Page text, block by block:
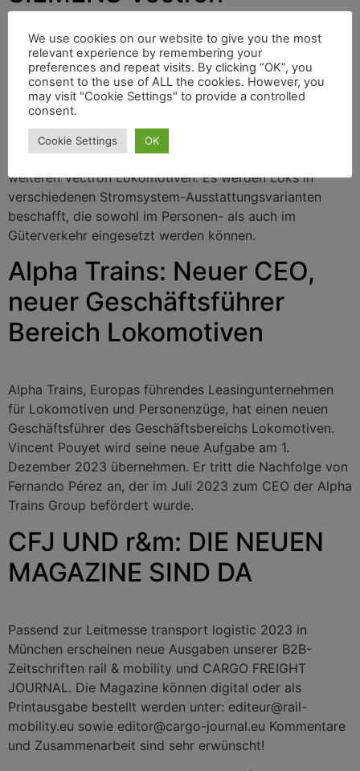
Lokomotiven in Dienst
Mit einem Paukenschlag geht die European Locomotive
Leasing Group (ELL) in den letzten Monat des Jahres
2023. Am 30. November unterzeichnete das in Wien
ansässige Unternehmen mit Siemens Mobility (München)
einen Rahmenvertrag über die Lieferung von bis zu 200
weiteren Vectron Lokomotiven. Es werden Loks in
verschiedenen Stromsystem-Ausstattungsvarianten
beschafft, die sowohl im Personen- als auch im
Güterverkehr eingesetzt werden können.
Alpha Trains: Neuer CEO,
neuer Geschäftsführer
Bereich Lokomotiven
Alpha Trains, Europas führendes Leasingunternehmen
für Lokomotiven und Personenzüge, hat einen neuen
Geschäftsführer des Geschäftsbereichs Lokomotiven.
Vincent Pouyet wird seine neue Aufgabe am 1.
Dezember 2023 übernehmen. Er tritt die Nachfolge von
Fernando Pérez an, der im Juli 2023 zum CEO der Alpha
Trains Group befördert wurde.
CFJ UND r&m: DIE NEUEN
MAGAZINE SIND DA
Passend zur Leitmesse transport logistic 2023 in
München erscheinen neue Ausgaben unserer B2B-
Zeitschriften rail & mobility und CARGO FREIGHT
JOURNAL. Die Magazine können digital oder als
Printausgabe bestellt werden unter: editeur@rail-
mobility.eu sowie editor@cargo-journal.eu Kommentare
und Zusammenarbeit sind sehr erwünscht!
We use cookies on our website to give you the most
relevant experience by remembering your
preferences and repeat visits. By clicking “OK”, you
consent to the use of ALL the cookies. However, you
may visit "Cookie Settings" to provide a controlled
consent.
Cookie Settings OK